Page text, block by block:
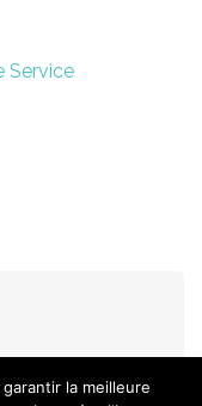
Service
la meilleure